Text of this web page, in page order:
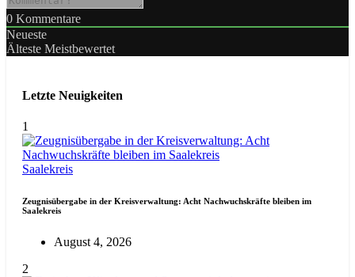
0 Kommentare
Neueste
Älteste Meistbewertet
Letzte Neuigkeiten
1
Saalekreis
Zeugnisübergabe in der Kreisverwaltung: Acht Nachwuchskräfte bleiben im
Saalekreis
August 4, 2026
2